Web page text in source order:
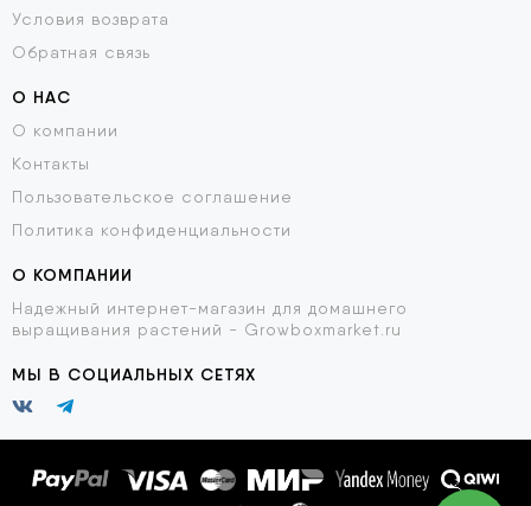
Условия возврата
Обратная связь
О НАС
О компании
Контакты
Пользовательское соглашение
Политика конфиденциальности
О КОМПАНИИ
Надежный интернет-магазин для домашнего
выращивания растений - Growboxmarket.ru
МЫ В СОЦИАЛЬНЫХ СЕТЯХ